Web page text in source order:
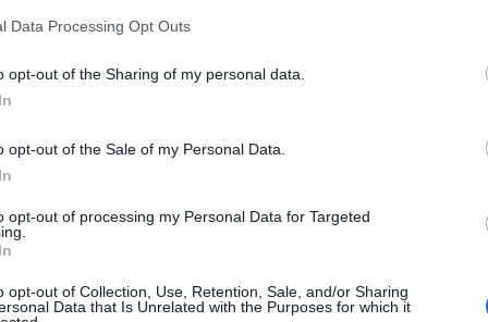
Data Processing Opt Outs
opt-out of the Sharing of my personal data.
opt-out of the Sale of my Personal Data.
opt-out of processing my Personal Data for Targeted
opt-out of Collection, Use, Retention, Sale, and/or Sharing
Data that Is Unrelated with the Purposes for which it
κ. Μητσοτάκη. Υπάρχει το άτυπο πολιτικό κέντρο